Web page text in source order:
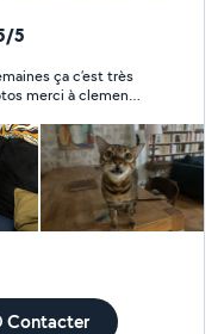
les chats et les
visite chez vous.
Je suis
pas à me
Bonne journée à vous :)
5
ça c’est très
merci à clemence
Contacter